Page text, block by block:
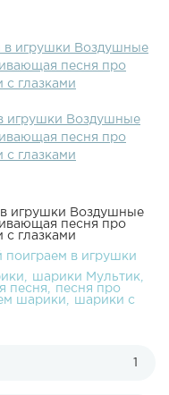
ты, музыка песни
Давай поиграем
ВСЕ ВИДЕО
видео.
видео!
семья
Плей До
Слизь мультик
детей. Цветные
Пупсы играют
мультик играем
Свинка Пеппа -
куклами
дочки матери на
Диснея Эльза и
в игрушки Воздушные
песня про
глазками
игрушки Воздушные
песня про
глазками
игрушки Воздушные
песня про
глазками
поиграем в игрушки
шарики Мультик
песня
песня про
шарики
шарики с